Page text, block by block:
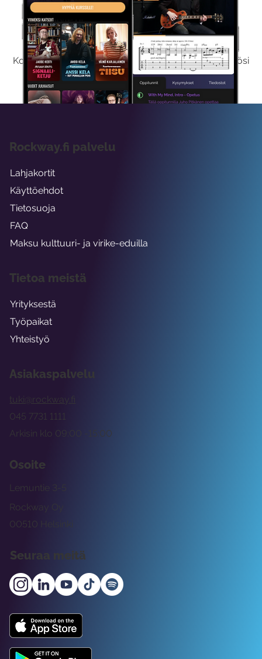
Kokeile Ilmaiseksi
Kokeilemalla ilmaiseksi saat koko sisältömme käyttöösi
viikon ajaksi.
Asiakaspalvelu
tuki@rockway.fi
Arkisin klo 09:00 -15:00
045 7731 1111
Osoite
Rockway Oy
Lemuntie 3-5
00510 Helsinki
Seuraa meitä
Rockway.fi palvelu
Lahjakortit
Käyttöehdot
Tietosuoja
FAQ
Maksu kulttuuri- ja virike-eduilla
Tietoa meistä
Yrityksestä
Työpaikat
Yhteistyö